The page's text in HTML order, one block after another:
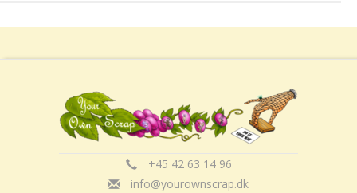
+45 42 63 14 96
info@yourownscrap.dk